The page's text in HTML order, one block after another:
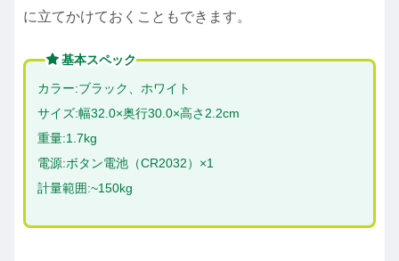
に立てかけておくこともできます。
基本スペック
カラー:ブラック、ホワイト
サイズ:幅32.0×奥行30.0×高さ2.2cm
重量:1.7kg
電源:ボタン電池（CR2032）×1
計量範囲:~150kg